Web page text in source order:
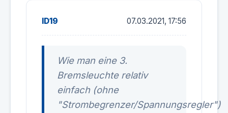
ID19 07.03.2021, 17:56
Wie man eine 3.
Bremsleuchte relativ
einfach (ohne
"Strombegrenzer/Spannungsregler")